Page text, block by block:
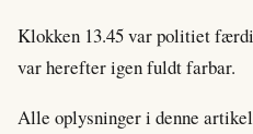
Klokken 13.45 var politiet
var herefter igen fuldt farbar.
Alle oplysninger i denne